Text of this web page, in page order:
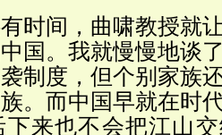
间，曲啸教授就让
国。我就慢慢地谈
制度，但个别家族
。而中国早就在时
下来也不会把江山